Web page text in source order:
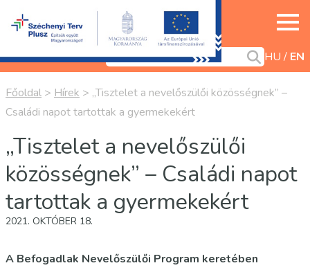
HU EN
Főoldal > Hírek > „Tisztelet a nevelőszülői közösségnek” –
Családi napot tartottak a gyermekekért
„Tisztelet a nevelőszülői
közösségnek” – Családi napot
tartottak a gyermekekért
2021. OKTÓBER 18.
A Befogadlak Nevelőszülői Program keretében